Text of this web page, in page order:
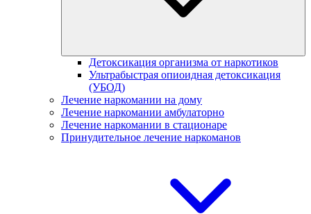
Детоксикация организма от наркотиков
Ультрабыстрая опиоидная детоксикация
(УБОД)
Лечение наркомании на дому
Лечение наркомании амбулаторно
Лечение наркомании в стационаре
Принудительное лечение наркоманов